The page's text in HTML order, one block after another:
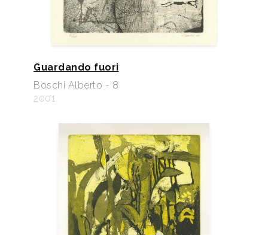
Guardando fuori
Boschi Alberto - 8
2001